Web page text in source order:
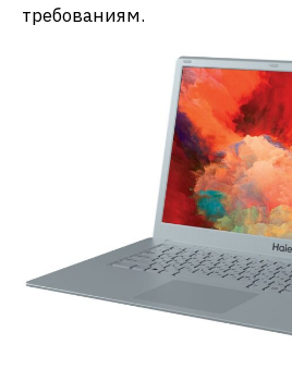
требованиям.